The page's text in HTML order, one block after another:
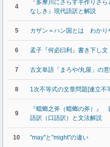
4
『多摩川にさらす手作りさ
なしき』現代語訳と解説
5 カザン＝ハン国とは わかり
6 孟子『何必曰利』書き下し
7 古文単語「まろや/丸屋」の意
8 1次不等式の文章問題[連立不
9
『蟷螂之斧（蟷螂の斧）』
語訳（口語訳）と文法解説
10 "may"と"might"の違い